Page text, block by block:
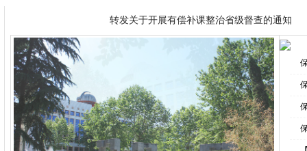
转发保定市教育局关于进一步加强市直中小学
转发关于开展有偿补课整治省级督查的通知
三中学子勇夺冠军和季军，独占"省一"人数三